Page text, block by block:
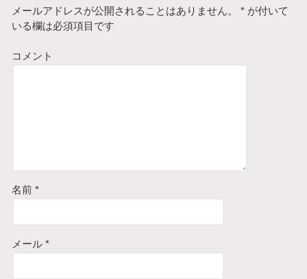
メールアドレスが公開されることはありません。 * が付いて
いる欄は必須項目です
コメント
名前*
メール*